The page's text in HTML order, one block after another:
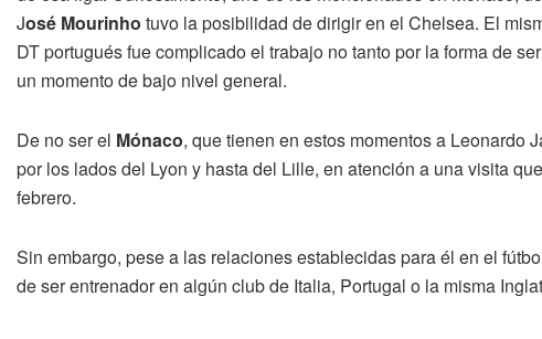
José Mourinho tuvo la posibilidad de dirigir en el Chelsea. El
DT portugués fue complicado el trabajo no tanto por la forma de
un momento de bajo nivel general.
De no ser el Mónaco, que tienen en estos momentos a Leonardo
por los lados del Lyon y hasta del Lille, en atención a una visita
febrero.
Sin embargo, pese a las relaciones establecidas para él en el
de ser entrenador en algún club de Italia, Portugal o la misma